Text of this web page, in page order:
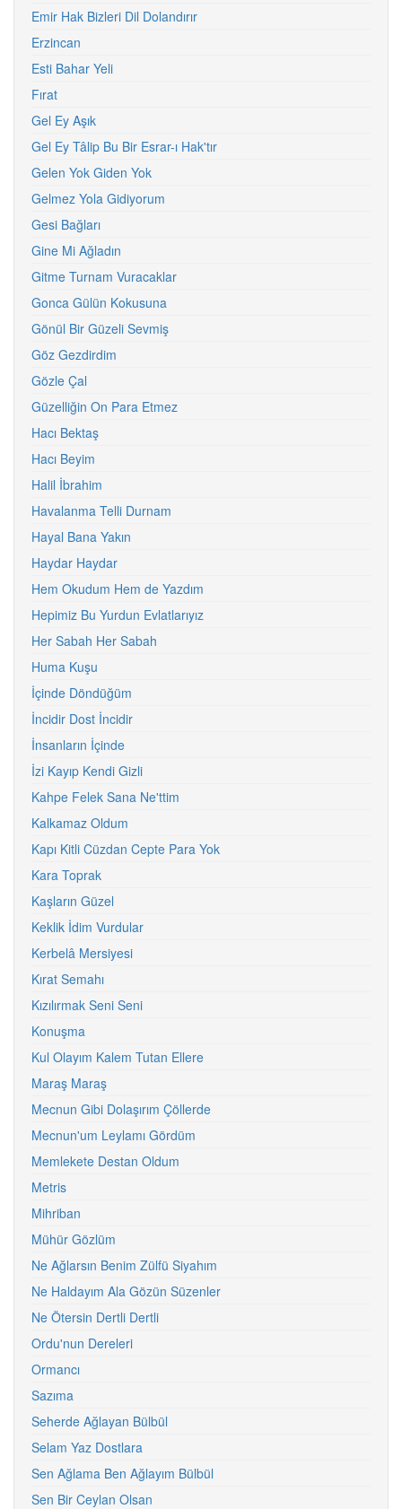
Emir Hak Bizleri Dil Dolandırır
Erzincan
Esti Bahar Yeli
Fırat
Gel Ey Aşık
Gel Ey Tâlip Bu Bir Esrar-ı Hak'tır
Gelen Yok Giden Yok
Gelmez Yola Gidiyorum
Gesi Bağları
Gine Mi Ağladın
Gitme Turnam Vuracaklar
Gonca Gülün Kokusuna
Gönül Bir Güzeli Sevmiş
Göz Gezdirdim
Gözle Çal
Güzelliğin On Para Etmez
Hacı Bektaş
Hacı Beyim
Halil İbrahim
Havalanma Telli Durnam
Hayal Bana Yakın
Haydar Haydar
Hem Okudum Hem de Yazdım
Hepimiz Bu Yurdun Evlatlarıyız
Her Sabah Her Sabah
Huma Kuşu
İçinde Döndüğüm
İncidir Dost İncidir
İnsanların İçinde
İzi Kayıp Kendi Gizli
Kahpe Felek Sana Ne'ttim
Kalkamaz Oldum
Kapı Kitli Cüzdan Cepte Para Yok
Kara Toprak
Kaşların Güzel
Keklik İdim Vurdular
Kerbelâ Mersiyesi
Kırat Semahı
Kızılırmak Seni Seni
Konuşma
Kul Olayım Kalem Tutan Ellere
Maraş Maraş
Mecnun Gibi Dolaşırım Çöllerde
Mecnun'um Leylamı Gördüm
Memlekete Destan Oldum
Metris
Mihriban
Mühür Gözlüm
Ne Ağlarsın Benim Zülfü Siyahım
Ne Haldayım Ala Gözün Süzenler
Ne Ötersin Dertli Dertli
Ordu'nun Dereleri
Ormancı
Sazıma
Seherde Ağlayan Bülbül
Selam Yaz Dostlara
Sen Ağlama Ben Ağlayım Bülbül
Sen Bir Ceylan Olsan